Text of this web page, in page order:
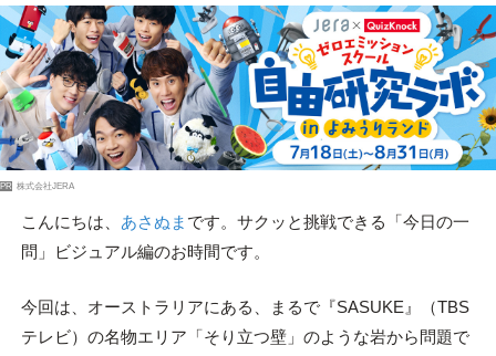
PR 株式会社JERA
こんにちは、 あさぬま です。サクッと挑戦できる「今日の一
問」ビジュアル編のお時間です。
今回は、オーストラリアにある、まるで『SASUKE』（TBS
テレビ）の名物エリア「そり立つ壁」のような岩から問題で